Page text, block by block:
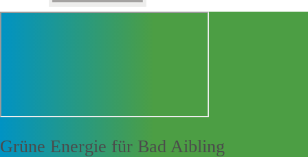
Grüne Energie für Bad Aibling